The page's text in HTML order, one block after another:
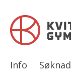
Info Søknad